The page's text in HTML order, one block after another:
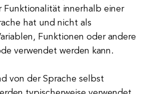
Funktionalität innerhalb einer
hat und nicht als
Funktionen oder andere
verwendet werden kann.
von der Sprache selbst